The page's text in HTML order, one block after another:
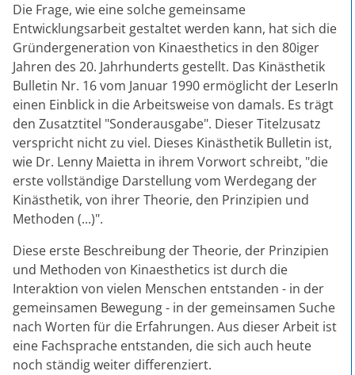
Die Frage, wie eine solche gemeinsame
Entwicklungsarbeit gestaltet werden kann, hat sich die
Gründergeneration von Kinaesthetics in den 80iger
Jahren des 20. Jahrhunderts gestellt. Das Kinästhetik
Bulletin Nr. 16 vom Januar 1990 ermöglicht der LeserIn
einen Einblick in die Arbeitsweise von damals. Es trägt
den Zusatztitel "Sonderausgabe". Dieser Titelzusatz
verspricht nicht zu viel. Dieses Kinästhetik Bulletin ist,
wie Dr. Lenny Maietta in ihrem Vorwort schreibt, "die
erste vollständige Darstellung vom Werdegang der
Kinästhetik, von ihrer Theorie, den Prinzipien und
Methoden (...)".
Diese erste Beschreibung der Theorie, der Prinzipien
und Methoden von Kinaesthetics ist durch die
Interaktion von vielen Menschen entstanden - in der
gemeinsamen Bewegung - in der gemeinsamen Suche
nach Worten für die Erfahrungen. Aus dieser Arbeit ist
eine Fachsprache entstanden, die sich auch heute
noch ständig weiter differenziert.